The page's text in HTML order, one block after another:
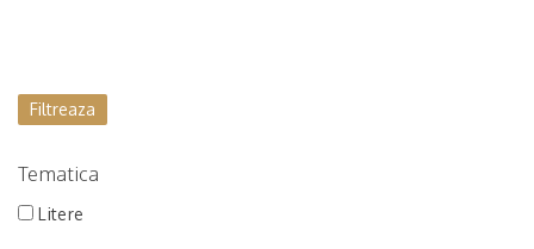
Filtreaza
Tematica
Litere